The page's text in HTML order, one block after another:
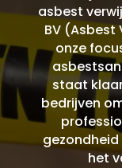
asbest
BV (Asbest
onze
staat
bedrijven
het